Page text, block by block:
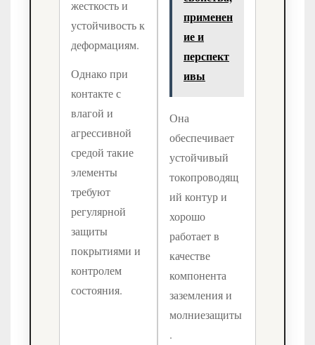
жесткость и
устойчивость к
деформациям.
Однако при
контакте с
влагой и
агрессивной
средой такие
элементы
требуют
регулярной
защиты
покрытиями и
контролем
состояния.
применен
ие и
перспект
ивы
Она
обеспечивает
устойчивый
токопроводящ
ий контур и
хорошо
работает в
качестве
компонента
заземления и
молниезащиты
.